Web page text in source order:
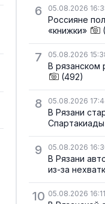
6 05.08.2026
Россияне
«книжки»
7 05.08.2026
В рязанском
(492)
8 05.08.2026
В Рязани
9 05.08.2026
В Рязани
из-за
10 05.08.2026 16:11